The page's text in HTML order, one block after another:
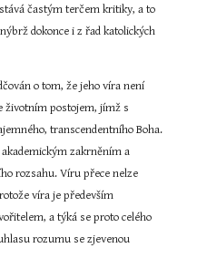
častým terčem kritiky, a to
dokonce i z řad katolických
o tom, že jeho víra není
životním postojem, jímž s
transcendentního Boha.
zakrněním a
rozsahu. Víru přece nelze
víra je především
a týká se proto celého
rozumu se zjevenou